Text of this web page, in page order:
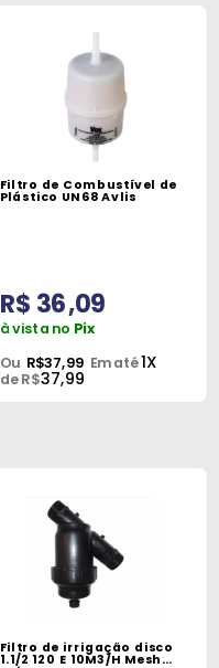
Filtro de Combustível de
Plástico UN68 Avlis
R$ 36,09
à vista no Pix
Ou R$37,99 Em até1X
de R$37,99
Filtro de irrigação disco
1.1/2 120 E 10M3/H Mesh